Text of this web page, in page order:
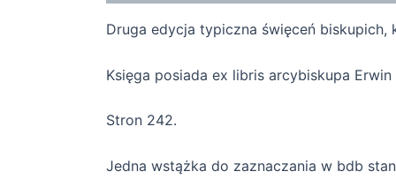
Druga edycja typiczna święceń biskupich,
Księga posiada ex libris arcybiskupa
Stron 242.
Jedna wstążka do zaznaczania w bdb